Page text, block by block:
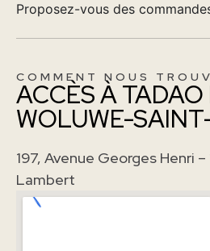
Proposez-vous des
COMMENT NOUS
ACCÈS À
WOLUWE-
197, Avenue Georges Henri
Lambert